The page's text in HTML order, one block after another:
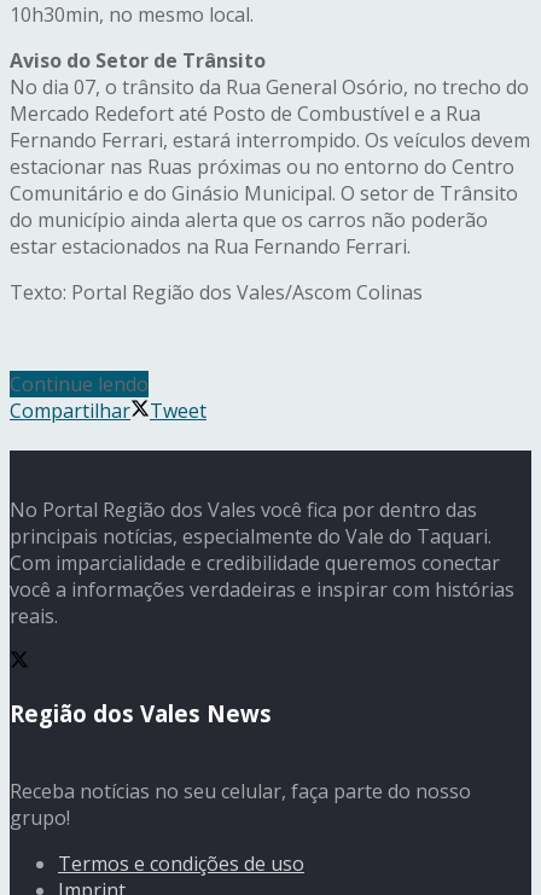
10h30min, no mesmo local.
Aviso do Setor de Trânsito
No dia 07, o trânsito da Rua General Osório, no trecho do
Mercado Redefort até Posto de Combustível e a Rua
Fernando Ferrari, estará interrompido. Os veículos devem
estacionar nas Ruas próximas ou no entorno do Centro
Comunitário e do Ginásio Municipal. O setor de Trânsito
do município ainda alerta que os carros não poderão
estar estacionados na Rua Fernando Ferrari.
Texto: Portal Região dos Vales/Ascom Colinas
Continue lendo
Compartilhar
Tweet
No Portal Região dos Vales você fica por dentro das
principais notícias, especialmente do Vale do Taquari.
Com imparcialidade e credibilidade queremos conectar
você a informações verdadeiras e inspirar com histórias
reais.
Região dos Vales News
Receba notícias no seu celular, faça parte do nosso
grupo!
Termos e condições de uso